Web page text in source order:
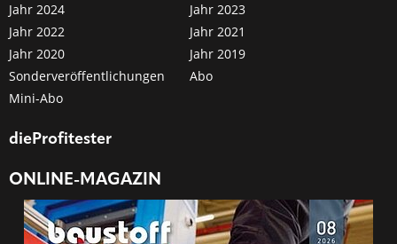
Jahr 2024
Jahr 2023
Jahr 2022
Jahr 2021
Jahr 2020
Jahr 2019
Sonderveröffentlichungen
Abo
Mini-Abo
dieProfitester
ONLINE-MAGAZIN